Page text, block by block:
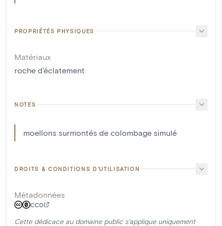
PROPRIÉTÉS PHYSIQUES
Matériaux
roche d'éclatement
NOTES
moellons surmontés de colombage simulé
DROITS & CONDITIONS D'UTILISATION
Métadonnées
CC0
Cette dédicace au domaine public s'applique uniquement